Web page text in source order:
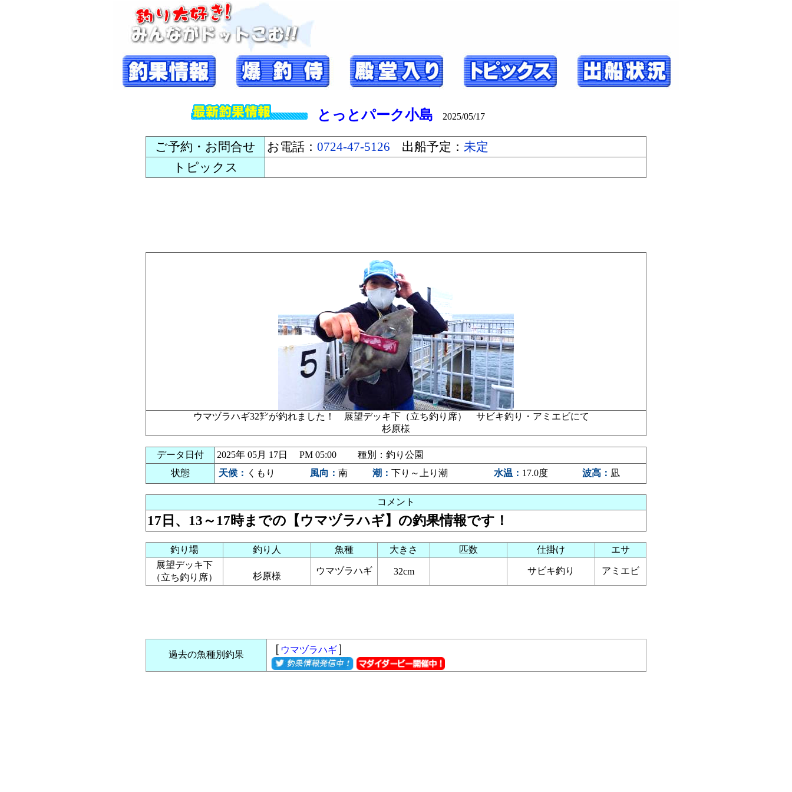
とっとパーク小島 2025/05/17
ご予約・お問合せ お電話： 0724-47-5126 出船予定： 未定
トピックス
ウマヅラハギ32㌢が釣れました！ 展望デッキ下（立ち釣り席） サビキ釣り・アミエビにて
杉原様
データ日付
2025年 05月 17日 PM 05:00 種別：釣り公園
状態
天候： くもり 風向： 南 潮： 下り～上り潮 水温： 17.0度 波高： 凪
コメント
17日、13～17時までの【ウマヅラハギ】の釣果情報です！
釣り場 釣り人 魚種 大きさ 匹数 仕掛け
エサ
展望デッキ下
（立ち釣り席）
杉原様
ウマヅラハギ 32cm サビキ釣り アミエビ
過去の魚種別釣果 ［ ウマヅラハギ］